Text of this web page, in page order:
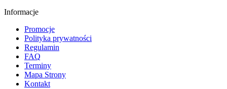
Informacje
Promocje
Polityka prywatności
Regulamin
FAQ
Terminy
Mapa Strony
Kontakt